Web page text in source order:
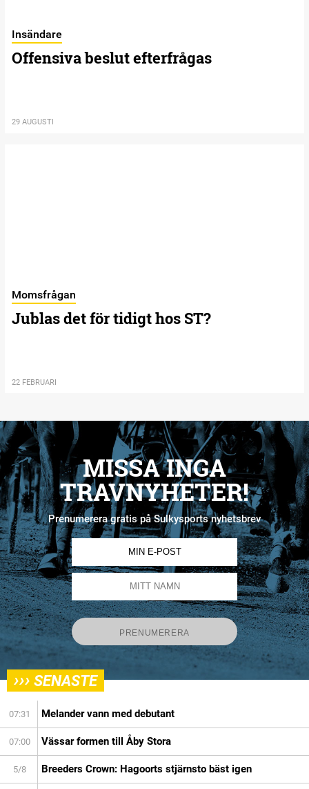
Insändare
Offensiva beslut efterfrågas
29 AUGUSTI
Momsfrågan
Jublas det för tidigt hos ST?
22 FEBRUARI
MISSA INGA
TRAVNYHETER!
Prenumerera gratis på Sulkysports nyhetsbrev
››› SENASTE
07:31 Melander vann med debutant
07:00 Vässar formen till Åby Stora
5/8 Breeders Crown: Hagoorts stjärnsto bäst igen